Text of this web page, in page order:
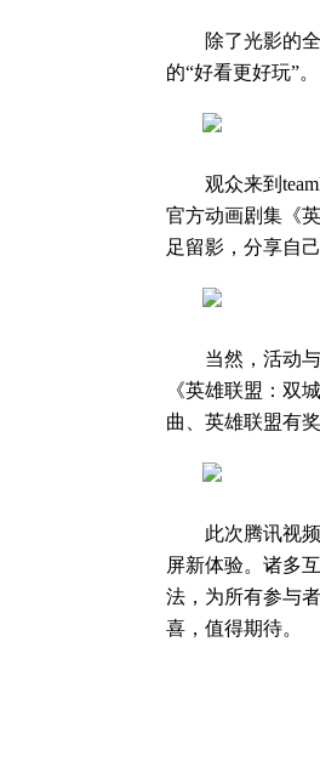
除了光影的全
的“好看更好玩”。
观众来到
官方动画剧集《
足留影，分享自
当然，活动与
《英雄联盟：双
曲、英雄联盟有
此次腾讯视频
屏新体验。诸多
法，为所有参与
喜，值得期待。